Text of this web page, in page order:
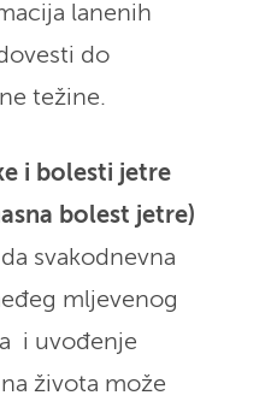
lanenih
do
težine.
i bolesti jetre
bolest jetre)
svakodnevna
mljevenog
i uvođenje
života može